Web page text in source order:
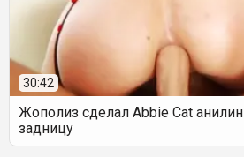
30:42
Жополиз сделал Abbie Cat
задницу